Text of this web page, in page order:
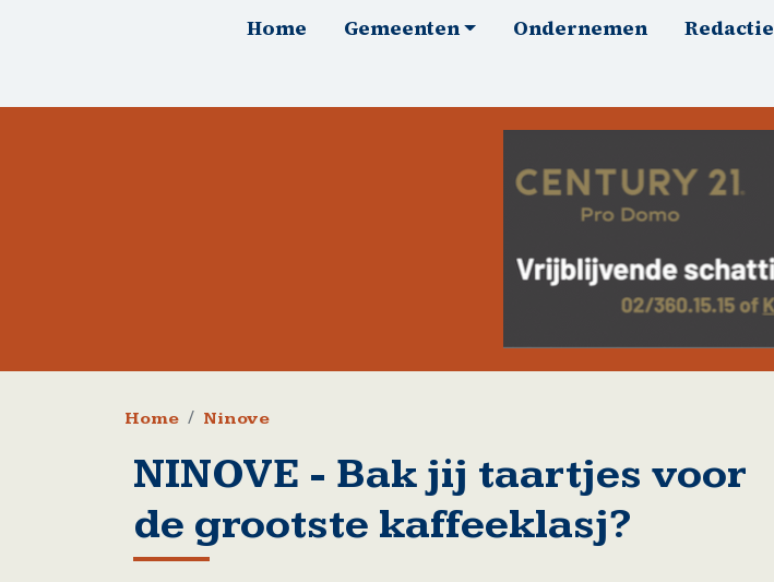
HoofdnavigatieHome Gemeenten Ondernemen Redactie
Kruimelpad
Home Ninove
NINOVE - Bak jij taartjes voor
de grootste kaffeeklasj?